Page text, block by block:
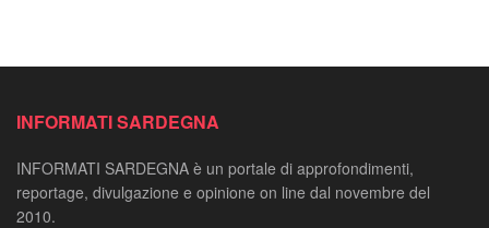
INFORMATI SARDEGNA
INFORMATI SARDEGNA è un portale di approfondimenti,
reportage, divulgazione e opinione on line dal novembre del
2010.